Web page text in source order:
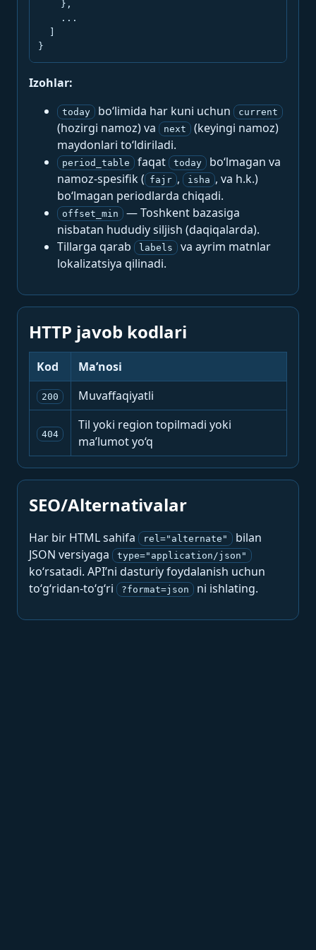
    },
    ...
}
Izohlar:
today bo‘limida har kuni uchun current
(hozirgi namoz) va next
(keyingi namoz)
maydonlari to‘ldiriladi.
period_table faqat today
bo‘lmagan va
namoz-spesifik ( fajr , isha , va h.k.)
bo‘lmagan periodlarda chiqadi.
offset_min
— Toshkent bazasiga
nisbatan hududiy siljish (daqiqalarda).
Tillarga qarab
labels
va ayrim matnlar
lokalizatsiya qilinadi.
HTTP javob kodlari
Kod Ma’nosi
200 Muvaffaqiyatli
404
Til yoki region topilmadi yoki
ma’lumot yo‘q
SEO/Alternativalar
Har bir HTML sahifa rel="alternate"
bilan
JSON versiyaga
type="application/json"
ko‘rsatadi. API’ni dasturiy foydalanish uchun
to‘g‘ridan-to‘g‘ri
?format=json ni ishlating.